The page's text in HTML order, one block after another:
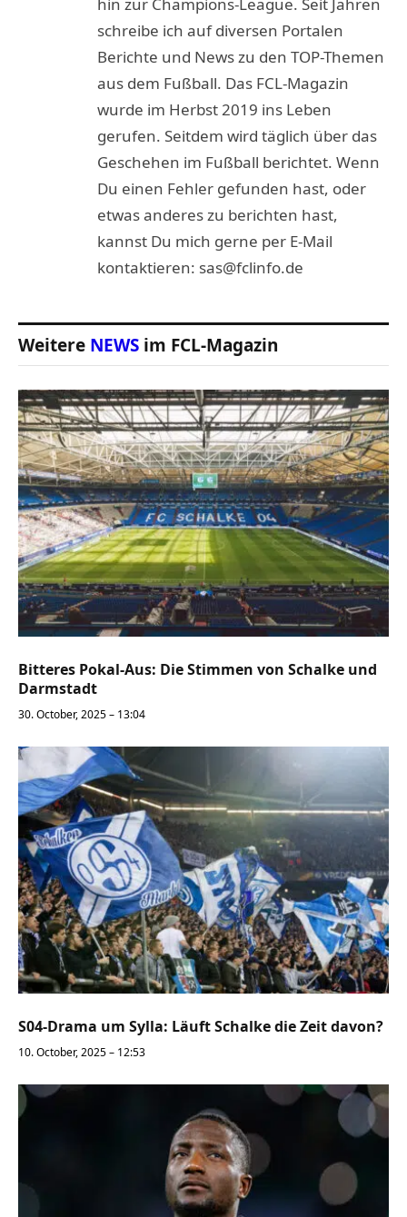
schreibe ich auf diversen Portalen
Berichte und News zu den TOP-Themen
aus dem Fußball. Das FCL-Magazin
wurde im Herbst 2019 ins Leben
gerufen. Seitdem wird täglich über das
Geschehen im Fußball berichtet. Wenn
Du einen Fehler gefunden hast, oder
etwas anderes zu berichten hast,
kannst Du mich gerne per E-Mail
kontaktieren: sas@fclinfo.de
Weitere NEWS im FCL-Magazin
Bitteres Pokal-Aus: Die Stimmen von Schalke und
Darmstadt
30. October, 2025 – 13:04
S04-Drama um Sylla: Läuft Schalke die Zeit davon?
10. October, 2025 – 12:53